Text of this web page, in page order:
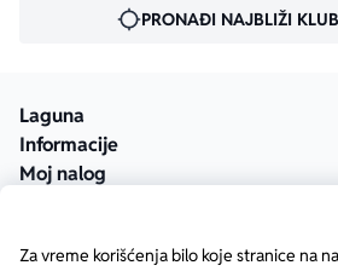
Za vreme korišćenja bilo koje stranice na
PRONAĐI NAJBLIŽI
Laguna
Informacije
Moj nalog